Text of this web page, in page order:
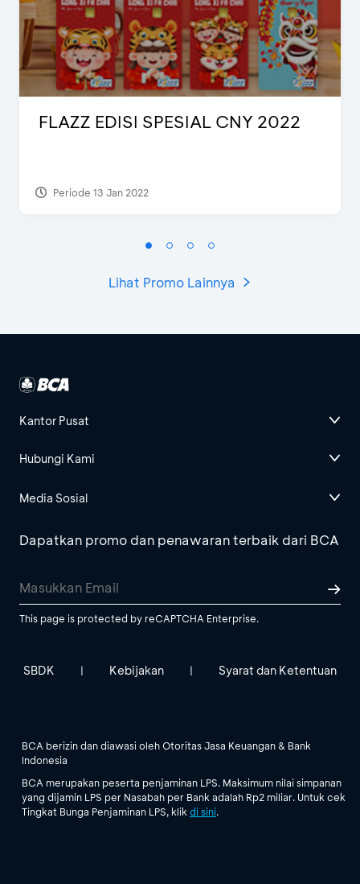
FLAZZ EDISI SPESIAL CNY 2022
Periode 13 Jan 2022
Lihat Promo Lainnya
Kantor Pusat
Hubungi Kami
Media Sosial
Dapatkan promo dan penawaran terbaik dari BCA
This page is protected by reCAPTCHA Enterprise.
SBDK | Kebijakan | Syarat dan Ketentuan
BCA berizin dan diawasi oleh Otoritas Jasa Keuangan & Bank
Indonesia
BCA merupakan peserta penjaminan LPS. Maksimum nilai simpanan
yang dijamin LPS per Nasabah per Bank adalah Rp2 miliar. Untuk cek
Tingkat Bunga Penjaminan LPS, klik di sini.